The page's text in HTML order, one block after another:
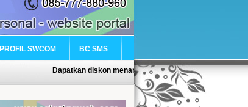
PROFIL SWCOM BC SMS
Dapatkan diskon menarik sehubungan dengan promo di